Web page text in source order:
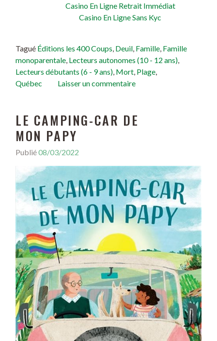
Casino En Ligne Retrait Immédiat
Casino En Ligne Sans Kyc
Tagué Éditions les 400 Coups Deuil Famille Famille
monoparentale Lecteurs autonomes (10 - 12 ans)
Lecteurs débutants (6 - 9 ans) Mort Plage
Québec
Laisser un commentaire
LE CAMPING-CAR DE
MON PAPY
Publié08/03/2022